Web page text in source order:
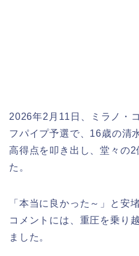
2026年2月11日、ミラノ・
フパイプ予選で、16歳の清
高得点を叩き出し、堂々の
た。
「本当に良かった～」と安
コメントには、重圧を乗り
ました。